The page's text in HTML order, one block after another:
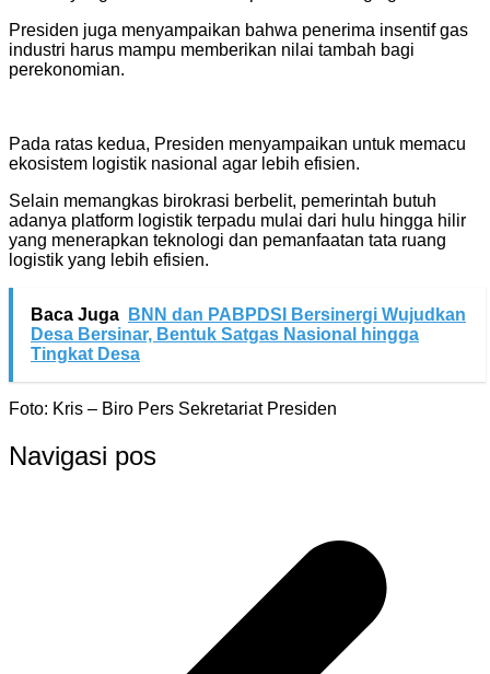
Presiden juga menyampaikan bahwa penerima insentif gas
industri harus mampu memberikan nilai tambah bagi
perekonomian.
Pada ratas kedua, Presiden menyampaikan untuk memacu
ekosistem logistik nasional agar lebih efisien.
Selain memangkas birokrasi berbelit, pemerintah butuh
adanya platform logistik terpadu mulai dari hulu hingga hilir
yang menerapkan teknologi dan pemanfaatan tata ruang
logistik yang lebih efisien.
Baca Juga
BNN dan PABPDSI Bersinergi Wujudkan
Desa Bersinar, Bentuk Satgas Nasional hingga
Tingkat Desa
Foto: Kris – Biro Pers Sekretariat Presiden
Navigasi pos